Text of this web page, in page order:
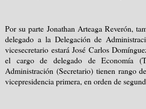
Por su parte Jonathan Arteaga Reverón,
delegado a la Delegación de
vicesecretario estará José Carlos
el cargo de delegado de Economía
Administración (Secretario) tienen rango
vicepresidencia primera, en orden de